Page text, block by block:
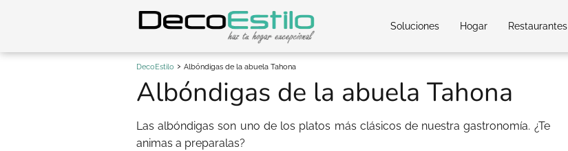
Soluciones Hogar Restaurantes
DecoEstilo Albóndigas de la abuela Tahona
Albóndigas de la abuela Tahona
Las albóndigas son uno de los platos más clásicos de nuestra gastronomía. ¿Te
animas a preparalas?